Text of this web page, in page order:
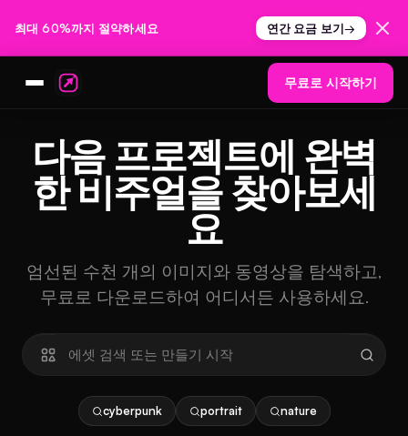
최대 60%까지 절약하세요 연간 요금 보기→
무료로 시작하기
다음 프로젝트에 완벽
한 비주얼을 찾아보세
요
엄선된 수천 개의 이미지와 동영상을 탐색하고,
무료로 다운로드하여 어디서든 사용하세요.
cyberpunk portrait nature